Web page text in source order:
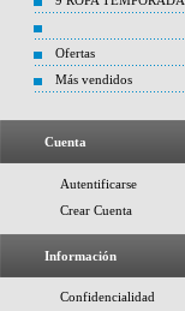
Ofertas
Más vendidos
Cuenta
Autentificarse
Crear Cuenta
Información
Confidencialidad